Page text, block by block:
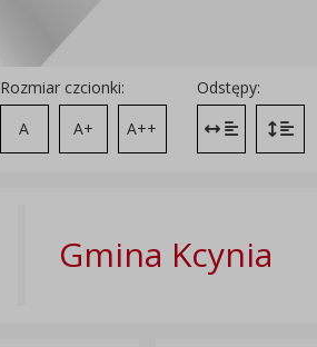
Rozmiar czcionki:
A
A+ A++
Odstępy:
Zmień
Gmina Kcynia